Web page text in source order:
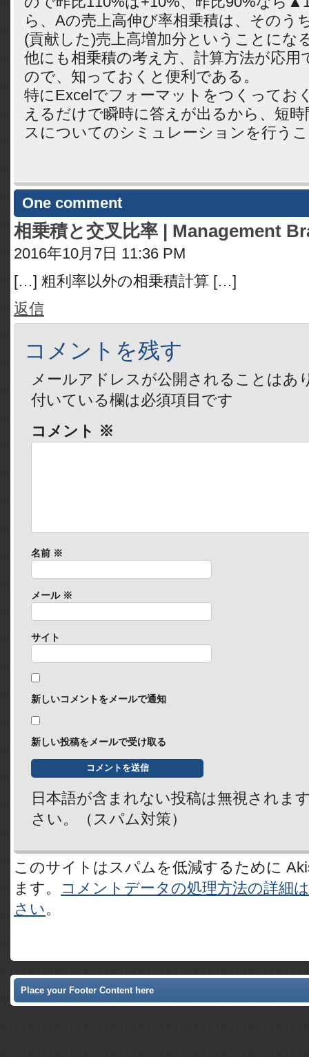
ら、Aの売上高伸び率相乗積は、そのう
(貢献した)売上高増加分ということにな
他にも相乗積の考え方、計算方法が応
ので、知っておくと便利である。
特にExcelでフォーマットをつくってお
えるだけで瞬時に答えが出るから、短
スについてのシミュレーションを行う
One comment
相乗積と交叉比率 | Management
2016年10月7日 11:36 PM
[…] 粗利率以外の相乗積計算 […]
返信
コメントを残す
メールアドレスが公開されることはあ
付いている欄は必須項目です
コメント ※
名前 ※
メール ※
サイト
新しいコメントをメールで通知
新しい投稿をメールで受け取る
日本語が含まれない投稿は無視されま
さい。（スパム対策）
このサイトはスパムを低減するために
ます。
コメントデータの処理方法の詳細
さい。
Place your Footer Content here